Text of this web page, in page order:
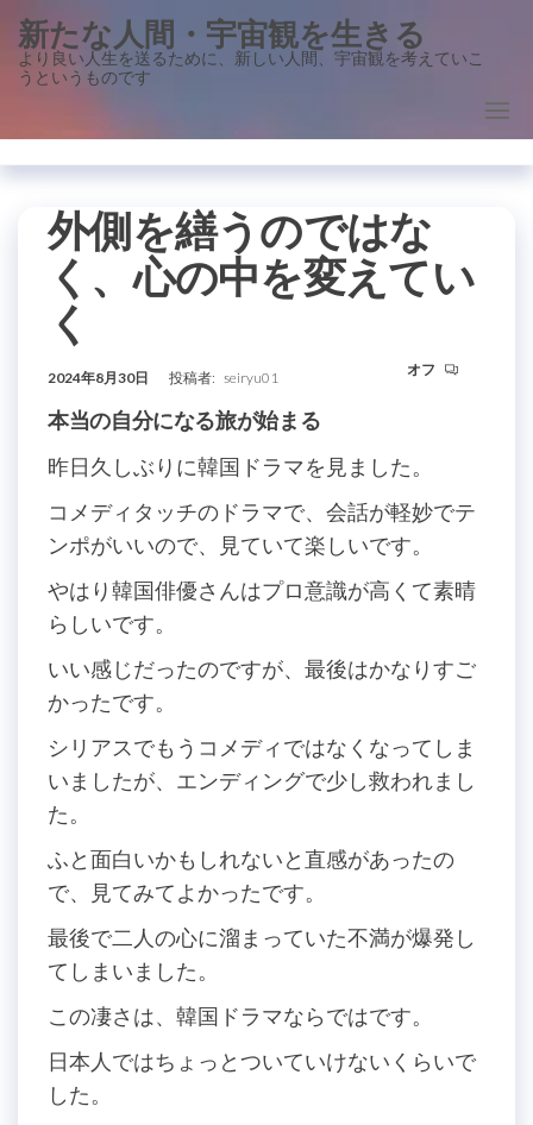
ン
に
新たな人間・宇宙観を生きる
より良い人生を送るために、新しい人間、宇宙観を考えていこ
うというものです
外側を繕うのではな
く、心の中を変えてい
く
2024年8月30日 投稿者: seiryu01 オフ
本当の自分になる旅が始まる
昨日久しぶりに韓国ドラマを見ました。
コメディタッチのドラマで、会話が軽妙でテ
ンポがいいので、見ていて楽しいです。
やはり韓国俳優さんはプロ意識が高くて素晴
らしいです。
いい感じだったのですが、最後はかなりすご
かったです。
シリアスでもうコメディではなくなってしま
いましたが、エンディングで少し救われまし
た。
ふと面白いかもしれないと直感があったの
で、見てみてよかったです。
最後で二人の心に溜まっていた不満が爆発し
てしまいました。
この凄さは、韓国ドラマならではです。
日本人ではちょっとついていけないくらいで
した。